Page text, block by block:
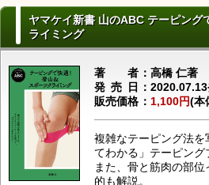
ヤマケイ新書 山のABC テーピング
ライミング
著者高橋 仁著
発売日
販売価格
1,100円(本
複雑なテーピング法
てわかる」テーピング
また、骨と筋肉の部
的も解説。